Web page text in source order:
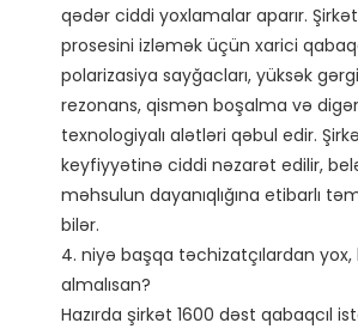
qədər ciddi yoxlamalar aparır.
prosesini izləmək üçün xarici
polarizasiya sayğacları, yüksək
rezonans, qismən boşalma və
texnologiyalı alətləri qəbul edir.
keyfiyyətinə ciddi nəzarət edilir,
məhsulun dayanıqlığına etibarlı
bilər.
4. niyə başqa təchizatçılardan yox,
almalısan?
Hazırda şirkət 1600 dəst qabaqcıl